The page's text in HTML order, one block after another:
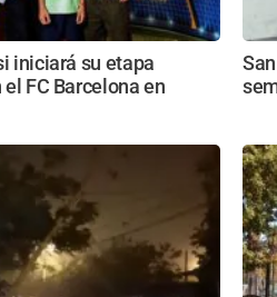
iniciará su etapa
FC Barcelona en